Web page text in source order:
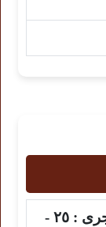
:
٢٥ -